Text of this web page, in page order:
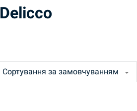
Delicco